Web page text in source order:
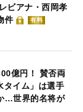
ビアナ・西岡孝
件
有料
億円！ 賛否両
タイム」は選手
…世界的名将が